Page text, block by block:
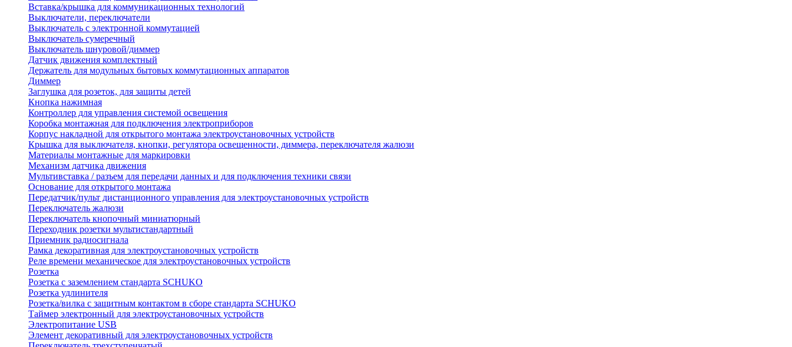
Вставка/крышка для коммуникационных технологий
Выключатели, переключатели
Выключатель с электронной коммутацией
Выключатель сумеречный
Выключатель шнуровой/диммер
Датчик движения комплектный
Держатель для модульных бытовых коммутационных аппаратов
Диммер
Заглушка для розеток, для защиты детей
Кнопка нажимная
Контроллер для управления системой освещения
Коробка монтажная для подключения электроприборов
Корпус накладной для открытого монтажа электроустановочных устройств
Крышка для выключателя, кнопки, регулятора освещенности, диммера, переключателя жалюзи
Материалы монтажные для маркировки
Механизм датчика движения
Мультивставка / разъем для передачи данных и для подключения техники связи
Основание для открытого монтажа
Передатчик/пульт дистанционного управления для электроустановочных устройств
Переключатель жалюзи
Переключатель кнопочный миниатюрный
Переходник розетки мультистандартный
Приемник радиосигнала
Рамка декоративная для электроустановочных устройств
Реле времени механическое для электроустановочных устройств
Розетка
Розетка с заземлением стандарта SCHUKO
Розетка удлинителя
Розетка/вилка с защитным контактом в сборе стандарта SCHUKO
Таймер электронный для электроустановочных устройств
Электропитание USB
Элемент декоративный для электроустановочных устройств